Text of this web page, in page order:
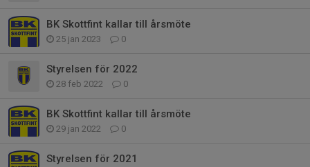
BK Skottfint kallar till årsmöte
25 jan 2023 0
Styrelsen för 2022
28 feb 2022 0
BK Skottfint kallar till årsmöte
29 jan 2022 0
Styrelsen för 2021